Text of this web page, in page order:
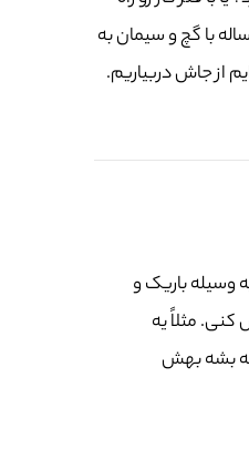
انداخت؟ چون توالت فرنگی ما 8 ساله با گچ و سیمان به
از جاش دربیاریم.
وسیله باریک و
مثلاً یه
بشه بهش